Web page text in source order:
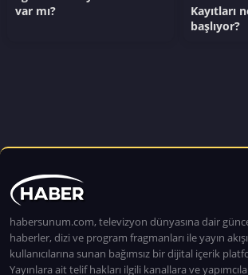
var mı?
Kayıtları
başlıyor?
habersunum.com, televizyon dünyasına dair
haberler, dizi ve program fragmanları ile yayın
kullanıcılarına sunan bağımsız bir dijital içerik
Yayınlara ait telif hakları ilgili kanallara ve